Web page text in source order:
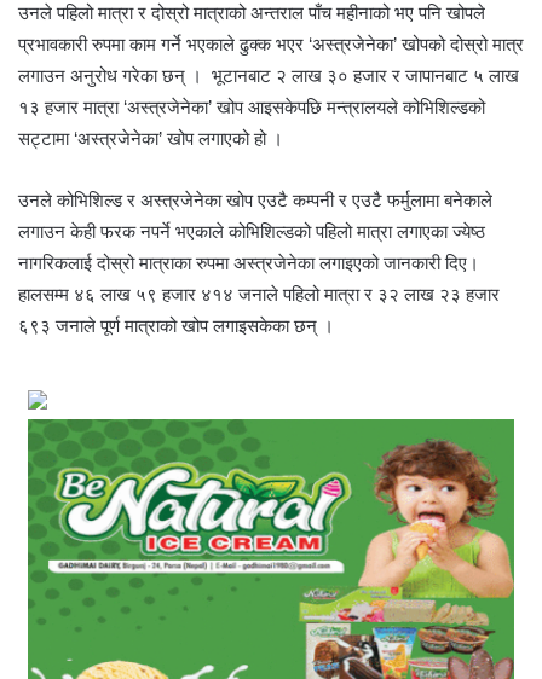
उनले पहिलो मात्रा र दोस्रो मात्राको अन्तराल पाँच महीनाको भए पनि खोपले
प्रभावकारी रुपमा काम गर्ने भएकाले ढुक्क भएर ‘अस्त्रजेनेका’ खोपको दोस्रो मात्र
लगाउन अनुरोध गरेका छन् । भूटानबाट २ लाख ३० हजार र जापानबाट ५ लाख
१३ हजार मात्रा ‘अस्त्रजेनेका’ खोप आइसकेपछि मन्त्रालयले कोभिशिल्डको
सट्टामा ‘अस्त्रजेनेका’ खोप लगाएको हो ।
उनले कोभिशिल्ड र अस्त्रजेनेका खोप एउटै कम्पनी र एउटै फर्मुलामा बनेकाले
लगाउन केही फरक नपर्ने भएकाले कोभिशिल्डको पहिलो मात्रा लगाएका ज्येष्ठ
नागरिकलाई दोस्रो मात्राका रुपमा अस्त्रजेनेका लगाइएको जानकारी दिए।
हालसम्म ४६ लाख ५९ हजार ४१४ जनाले पहिलो मात्रा र ३२ लाख २३ हजार
६९३ जनाले पूर्ण मात्राको खोप लगाइसकेका छन् ।